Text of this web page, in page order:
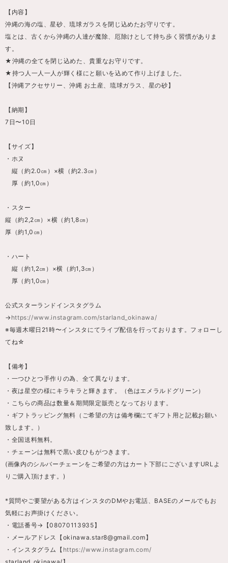
【内容】
沖縄の海の塩、星砂、琉球ガラスを閉じ込めたお守りです。
塩とは、古くから沖縄の人達が魔除、厄除けとして持ち歩く習慣がありま
す。
★沖縄の全てを閉じ込めた、貴重なお守りです。
★持つ人一人一人が輝く様にと願いを込めて作り上げました。
【沖縄アクセサリー、沖縄 お土産、琉球ガラス、星の砂】
【納期】
7日〜10日
【サイズ】
・ホヌ
縦（約2.0㎝）×横（約2.3㎝）
厚（約1,0㎝）
・スター
縦（約2,2㎝）×横（約1,8㎝）
厚（約1,0㎝）
・ハート
縦（約1,2㎝）×横（約1,3㎝）
厚（約1,0㎝）
公式スターランドインスタグラム
→ https://www.instagram.com/starland_okinawa/
※毎週木曜日21時〜インスタにてライブ配信を行っております。フォローし
てね☆
【備考】
・一つひとつ手作りの為、全て異なります。
・夜は星空の様にキラキラと輝きます。（色はエメラルドグリーン）
・こちらの商品は数量＆期間限定販売となっております。
・ギフトラッピング無料（ご希望の方は備考欄にてギフト用と記載お願い
致します。）
・全国送料無料。
・チェーンは無料で黒い皮ひもがつきます。
(画像内のシルバーチェーンをご希望の方はカート下部にございますURLよ
りご購入頂けます。)
*質問やご要望がある方はインスタのDMやお電話、BASEのメールでもお
気軽にお声掛けください。
・電話番号→【08070113935】
・メールアドレス【okinawa.star8@gmail.com】
・インスタグラム【 https://www.instagram.com/